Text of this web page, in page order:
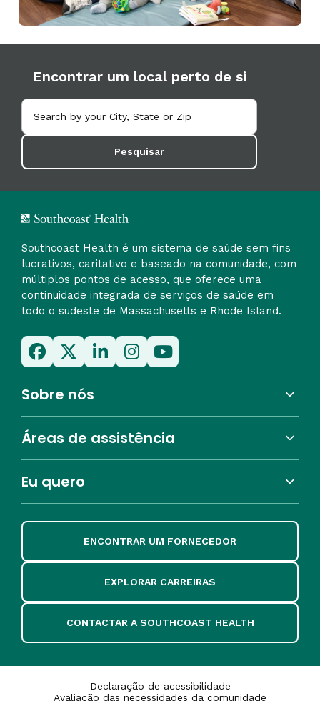
Encontrar um local perto de si
Pesquisar
Southcoast Health é um sistema de saúde sem fins
lucrativos, caritativo e baseado na comunidade, com
múltiplos pontos de acesso, que oferece uma
continuidade integrada de serviços de saúde em
todo o sudeste de Massachusetts e Rhode Island.
Sobre nós
Áreas de assistência
Eu quero
ENCONTRAR UM FORNECEDOR
EXPLORAR CARREIRAS
CONTACTAR A SOUTHCOAST HEALTH
Declaração de acessibilidade
Avaliação das necessidades da comunidade